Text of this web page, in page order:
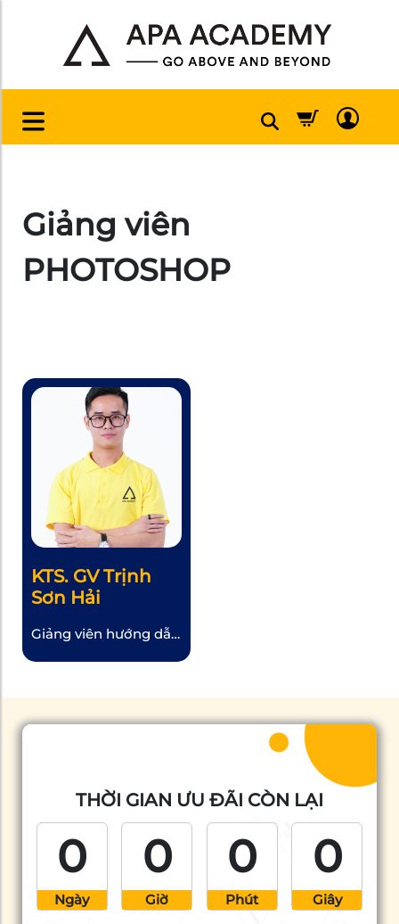
Giảng viên
PHOTOSHOP
KTS. GV Trịnh
Sơn Hải
Giảng viên hướng dẫn
Render, Photoshop. –
6 năm làm việc trong
ngành Thiết Kế Kiến
Trúc và Nội thất. –
Hướng dẫn hàng trăm
bạn chưa biết gì về […]
THỜI GIAN ƯU ĐÃI CÒN LẠI
0
Ngày
0
Giờ
0
Phút
0
Giây